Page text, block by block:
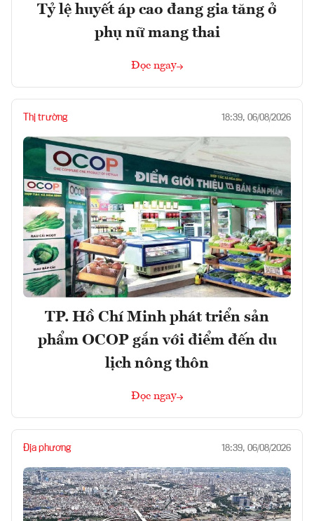
Tỷ lệ huyết áp cao đang gia tăng ở
phụ nữ mang thai
Đọc ngay
Thị trường 18:39, 06/08/2026
TP. Hồ Chí Minh phát triển sản
phẩm OCOP gắn với điểm đến du
lịch nông thôn
Đọc ngay
Địa phương 18:39, 06/08/2026